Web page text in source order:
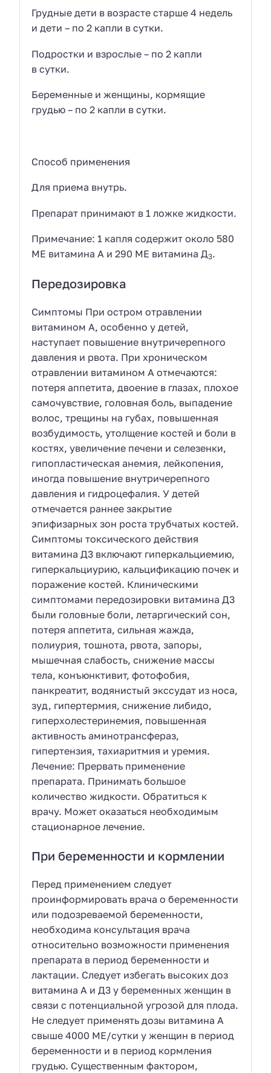
Грудные дети в возрасте старше 4 недель
и дети – по 2 капли в сутки.
Подростки и взрослые – по 2 капли
в сутки.
Беременные и женщины, кормящие
грудью – по 2 капли в сутки.
Способ применения
Для приема внутрь.
Препарат принимают в 1 ложке жидкости.
Примечание: 1 капля содержит около 580
МЕ витамина А и 290 МЕ витамина Д3.
Передозировка
Симптомы При остром отравлении
витамином А, особенно у детей,
наступает повышение внутричерепного
давления и рвота. При хроническом
отравлении витамином А отмечаются:
потеря аппетита, двоение в глазах, плохое
самочувствие, головная боль, выпадение
волос, трещины на губах, повышенная
возбудимость, утолщение костей и боли в
костях, увеличение печени и селезенки,
гипопластическая анемия, лейкопения,
иногда повышение внутричерепного
давления и гидроцефалия. У детей
отмечается раннее закрытие
эпифизарных зон роста трубчатых костей.
Симптомы токсического действия
витамина Д3 включают гиперкальциемию,
гиперкальциурию, кальцификацию почек и
поражение костей. Клиническими
симптомами передозировки витамина Д3
были головные боли, летаргический сон,
потеря аппетита, сильная жажда,
полиурия, тошнота, рвота, запоры,
мышечная слабость, снижение массы
тела, конъюнктивит, фотофобия,
панкреатит, водянистый экссудат из носа,
зуд, гипертермия, снижение либидо,
гиперхолестеринемия, повышенная
активность аминотрансфераз,
гипертензия, тахиаритмия и уремия.
Лечение: Прервать применение
препарата. Принимать большое
количество жидкости. Обратиться к
врачу. Может оказаться необходимым
стационарное лечение.
При беременности и кормлении
Перед применением следует
проинформировать врача о беременности
или подозреваемой беременности,
необходима консультация врача
относительно возможности применения
препарата в период беременности и
лактации. Следует избегать высоких доз
витамина А и Д3 у беременных женщин в
связи с потенциальной угрозой для плода.
Не следует применять дозы витамина А
свыше 4000 МЕ/сутки у женщин в период
беременности и в период кормления
грудью. Существенным фактором,